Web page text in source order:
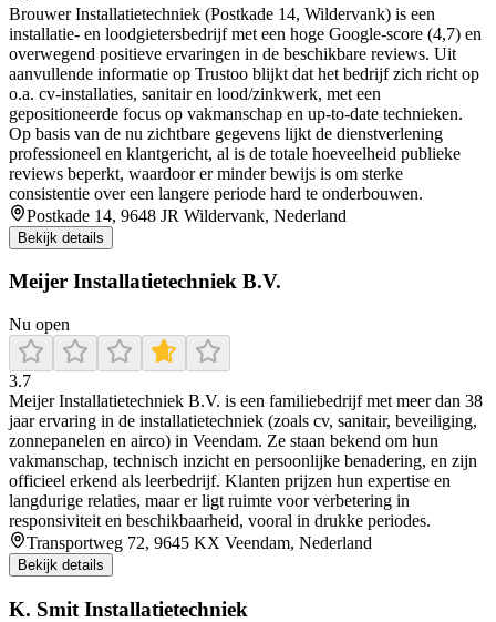
Brouwer Installatietechniek (Postkade 14, Wildervank) is een
installatie- en loodgietersbedrijf met een hoge Google-score (4,7) en
overwegend positieve ervaringen in de beschikbare reviews. Uit
aanvullende informatie op Trustoo blijkt dat het bedrijf zich richt op
o.a. cv-installaties, sanitair en lood/zinkwerk, met een
gepositioneerde focus op vakmanschap en up-to-date technieken.
Op basis van de nu zichtbare gegevens lijkt de dienstverlening
professioneel en klantgericht, al is de totale hoeveelheid publieke
reviews beperkt, waardoor er minder bewijs is om sterke
consistentie over een langere periode hard te onderbouwen.
Postkade 14, 9648 JR Wildervank, Nederland
Bekijk details
Meijer Installatietechniek B.V.
Nu open
3.7
Meijer Installatietechniek B.V. is een familiebedrijf met meer dan 38
jaar ervaring in de installatietechniek (zoals cv, sanitair, beveiliging,
zonnepanelen en airco) in Veendam. Ze staan bekend om hun
vakmanschap, technisch inzicht en persoonlijke benadering, en zijn
officieel erkend als leerbedrijf. Klanten prijzen hun expertise en
langdurige relaties, maar er ligt ruimte voor verbetering in
responsiviteit en beschikbaarheid, vooral in drukke periodes.
Transportweg 72, 9645 KX Veendam, Nederland
Bekijk details
K. Smit Installatietechniek